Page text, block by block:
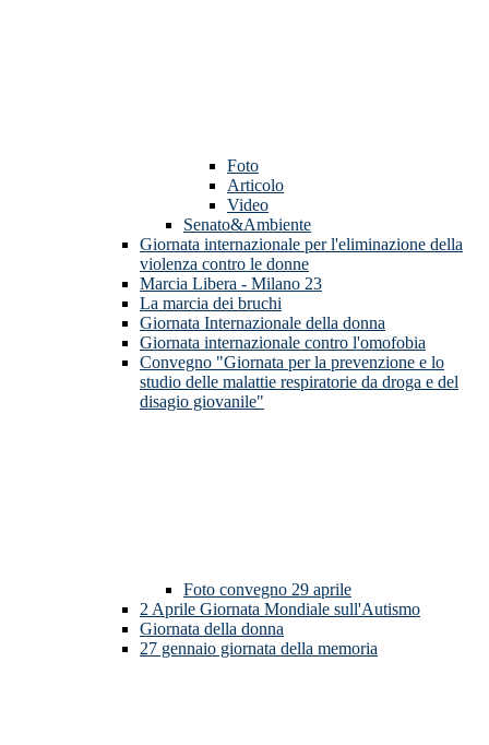
Foto
Articolo
Video
Senato&Ambiente
Giornata internazionale per l'eliminazione della
violenza contro le donne
Marcia Libera - Milano 23
La marcia dei bruchi
Giornata Internazionale della donna
Giornata internazionale contro l'omofobia
Convegno "Giornata per la prevenzione e lo
studio delle malattie respiratorie da droga e del
disagio giovanile"
Foto convegno 29 aprile
2 Aprile Giornata Mondiale sull'Autismo
Giornata della donna
27 gennaio giornata della memoria